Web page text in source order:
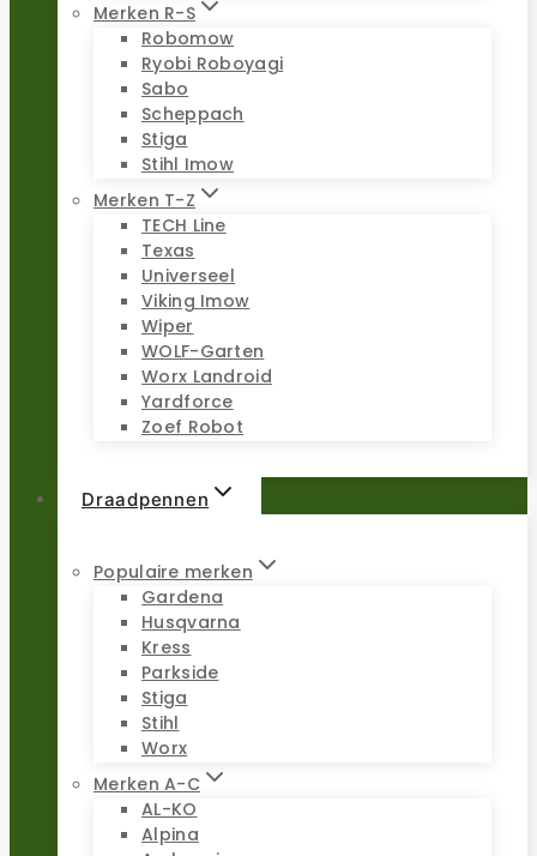
Merken R-S
Robomow
Ryobi Roboyagi
Sabo
Scheppach
Stiga
Stihl Imow
Merken T-Z
TECH Line
Texas
Universeel
Viking Imow
Wiper
WOLF-Garten
Worx Landroid
Yardforce
Zoef Robot
Draadpennen
Populaire merken
Gardena
Husqvarna
Kress
Parkside
Stiga
Stihl
Worx
Merken A-C
AL-KO
Alpina